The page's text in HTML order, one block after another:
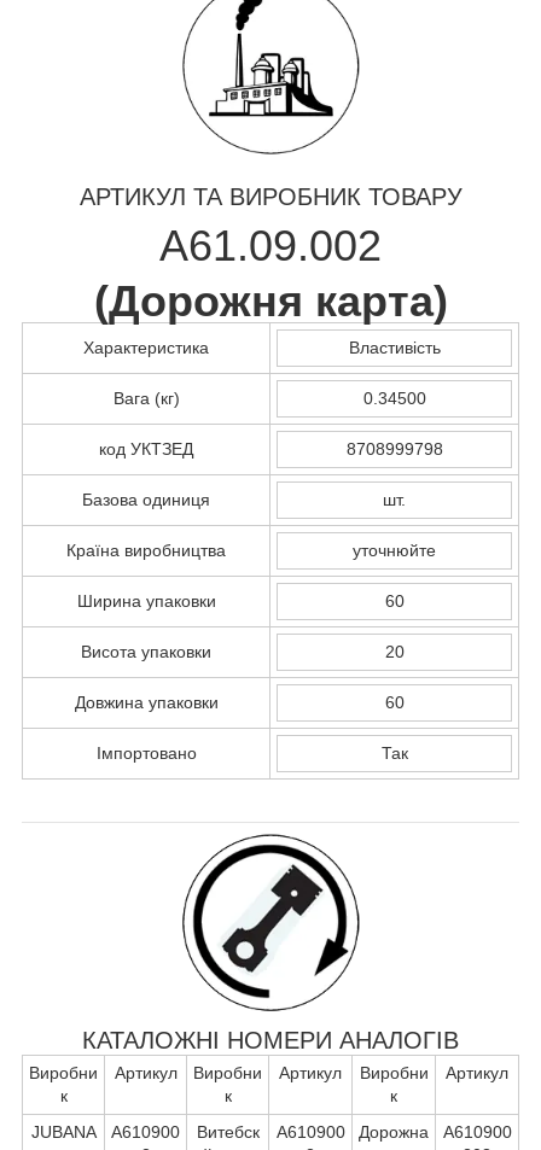
АРТИКУЛ ТА ВИРОБНИК ТОВАРУ
А61.09.002
(Дорожня карта)
Характеристика Властивість
Вага (кг) 0.34500
код УКТЗЕД 8708999798
Базова одиниця шт.
Країна виробництва уточнюйте
Ширина упаковки 60
Висота упаковки 20
Довжина упаковки 60
Імпортовано Так
КАТАЛОЖНІ НОМЕРИ АНАЛОГІВ
Виробни
к
Артикул
Виробни
к
Артикул
Виробни
к
Артикул
JUBANA
А610900
Витебск
А610900
Дорожна
А610900